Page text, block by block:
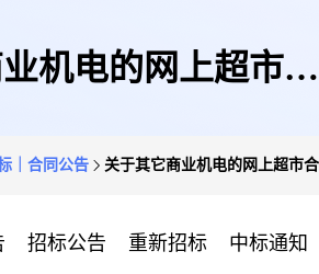
机电的网上超市合
｜合同公告 关于其它商业机电的网上超市
招标公告 重新招标 中标通知